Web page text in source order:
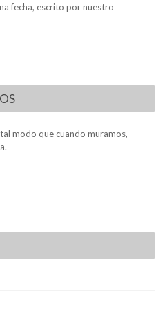
fecha, escrito por nuestro
modo que cuando muramos,